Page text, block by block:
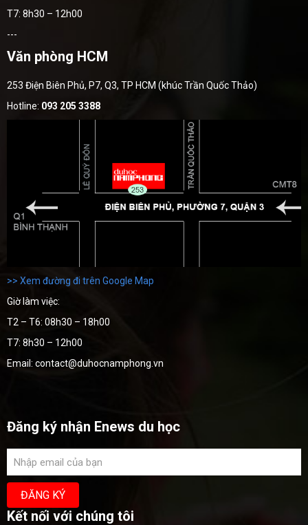
T7: 8h30 – 12h00
---
Văn phòng HCM
253 Điện Biên Phủ, P7, Q3, TP HCM (khúc Trần Quốc Thảo)
Hotline: 093 205 3388
>> Xem đường đi trên Google Map
Giờ làm việc:
T2 – T6: 08h30 – 18h00
T7: 8h30 – 12h00
Email: contact@duhocnamphong.vn
Đăng ký nhận Enews du học
Kết nối với chúng tôi